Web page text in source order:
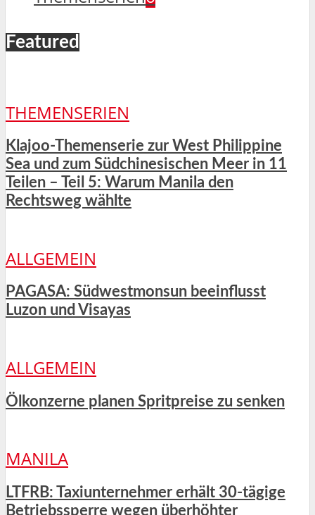
Featured
THEMENSERIEN
Klajoo-Themenserie zur West Philippine
Sea und zum Südchinesischen Meer in 11
Teilen – Teil 5: Warum Manila den
Rechtsweg wählte
ALLGEMEIN
PAGASA: Südwestmonsun beeinflusst
Luzon und Visayas
ALLGEMEIN
Ölkonzerne planen Spritpreise zu senken
MANILA
LTFRB: Taxiunternehmer erhält 30-tägige
Betriebssperre wegen überhöhter